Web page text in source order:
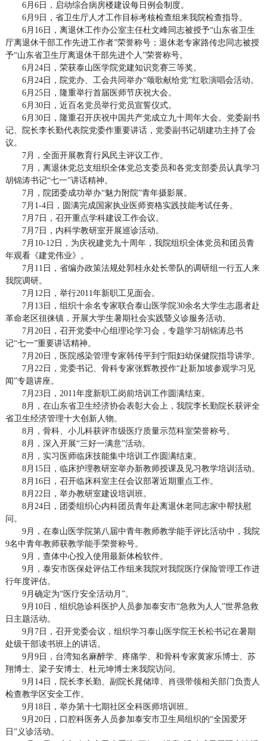
6月6日，启动综合病房楼建设每日例会制度。
6月9日，省卫生厅人才工作目标考核检查组来我院检查指导。
6月16日，离退休工作办公室主任杜文峰同志被授予“山东省卫生
厅离退休干部工作先进工作者”荣誉称号；退休老专家路传忠同志被授
予“山东省卫生厅离退休干部先进个人”荣誉称号。
6月24日，荣获泰山医学院党建知识竞赛三等奖。
6月24日，院党办、工会共同举办“颂歌献给党”红歌演唱会活动。
6月25日，隆重举行首届医师节庆祝大会。
6月30日，近百名党员举行党员宣誓仪式。
6月30日，隆重召开庆祝中国共产党成立九十周年大会。党委副书
记、院长李长勤代表院党委作重要讲话，党委副书记胡建功主持了会
议。
7月，全面开展教育行风民主评议工作。
7月，离退休党总支组织全体党总支委员和各党支部委员认真学习
胡锦涛书记“七一”讲话精神。
7月，院团委成功举办“魅力附院”青年摄影展。
7月1-4日，圆满完成国家执业医师资格实践技能考试任务。
7月7日，召开重点学科建设工作会议。
7月7日，内科学教研室开展巡诊活动。
7月10-12日，为庆祝建党九十周年，我院组织全体党员和团员青
年观看《建党伟业》。
7月11日，省编办政策法规处郭桂永处长带队的调研组一行五人来
我院调研。
7月12日，举行2011年新职工见面会。
7月13日，组织十余名专家联合泰山医学院30余名大学生志愿者赴
革命老区徂徕镇，开展大学生暑期社会实践暨义诊服务活动。
7月20日，召开党委中心组理论学习会，专题学习胡锦涛总书
记“七一”重要讲话精神。
7月20日，医院感染管理专家韩传平到宁阳妇幼保健院指导讲学。
7月22日，党委书记、骨科专家张辉教授作“赴新加坡参观学习见
闻”专题讲座。
7月23日，2011年度新职工岗前培训工作圆满结束。
8月，在山东省卫生经济协会表彰大会上，我院李长勤院长获评全
省卫生经济管理十大创新人物。
8月，骨科、小儿科获评市级医疗质量示范科室荣誉称号。
8月，深入开展“三好一满意”活动。
8月，实习医师临床技能集中培训工作圆满结束。
8月15日，临床护理教研室举办新教师授课及见习教学培训活动。
8月16日，召开临床科室主任会议部署近期重点工作。
8月22日，举办教研室建设培训班。
8月24日，团委组织心内科团员青年赴离退休老同志家中帮扶慰
问。
9月，在泰山医学院第八届中青年教师教学能手评比活动中，我院
9名中青年教师获教学能手荣誉称号。
9月，查体中心投入使用最新体检软件。
9月，泰安市医保处评估工作组来我院对我院医疗保险管理工作进
行年度评估。
9月确定为“医疗安全活动月”。
9月10日，组织急诊科医护人员参加泰安市“急救为人人”世界急救
日主题活动。
9月7日，召开党委会议，组织学习泰山医学院王长松书记在暑期
处级干部读书班上的讲话。
9月9日，台湾知名麻醉学、疼痛学、和骨科专家黄家乐博士、苏
翔博士、梁子安博士、杜元坤博士来我院访问。
9月14日，院长李长勤、副院长晁储璋、肖强带领相关部门负责人
检查教学区安全工作。
9月18日，举办第十七期社区全科医师培训班。
9月20日，口腔科医务人员参加泰安市卫生局组织的“全国爱牙
日”义诊活动。